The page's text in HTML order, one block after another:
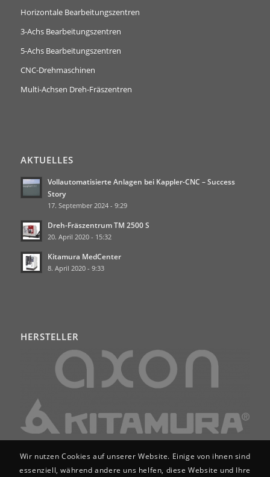
Horizontale Bearbeitungszentren
3-Achs Bearbeitungszentren
5-Achs Bearbeitungszentren
CNC-Drehmaschinen
Multi-Achsen Dreh-Fräszentren
AKTUELLES
Vollautomatisierte Anlagen bei Kappler-CNC – Success
Story
17. September 2024 - 9:29
Dreh-Fräszentrum TM 2500 S
20. April 2020 - 15:32
Kitamura MedCenter
8. April 2020 - 9:33
HERSTELLER
Wir nutzen Cookies auf unserer Website. Einige von ihnen sind
essenziell, während andere uns helfen, diese Website und Ihre